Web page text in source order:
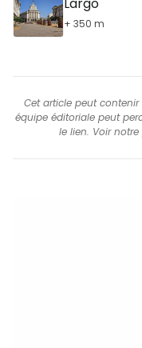
+ 350 m
Cet article peut
équipe éditoriale peut
le lien. Voir